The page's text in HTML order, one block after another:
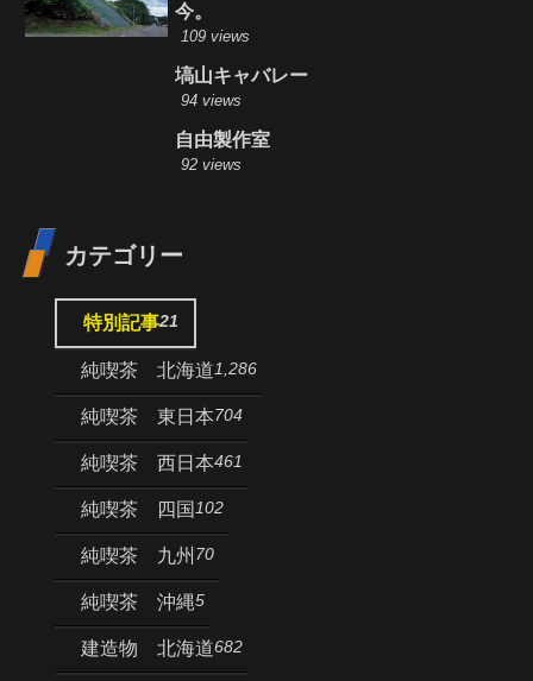
今。
109 views
塙山キャバレー
94 views
自由製作室
92 views
カテゴリー
特別記事21
純喫茶 北海道1,286
純喫茶 東日本704
純喫茶 西日本461
純喫茶 四国102
純喫茶 九州 70
純喫茶 沖縄5
建造物 北海道682